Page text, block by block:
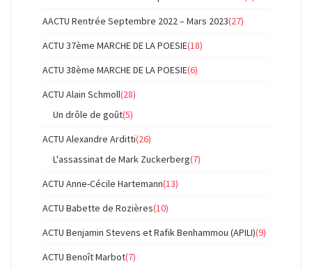
AACTU Rentrée Septembre 2022 – Mars 2023(27)
ACTU 37ème MARCHE DE LA POESIE(18)
ACTU 38ème MARCHE DE LA POESIE(6)
ACTU Alain Schmoll(28)
Un drôle de goût(5)
ACTU Alexandre Arditti(26)
L'assassinat de Mark Zuckerberg(7)
ACTU Anne-Cécile Hartemann(13)
ACTU Babette de Rozières(10)
ACTU Benjamin Stevens et Rafik Benhammou (APILI)(9)
ACTU Benoît Marbot(7)